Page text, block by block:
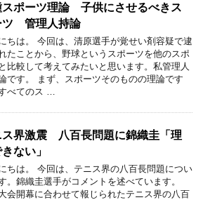
スポーツ理論 子供にさせるべきス
ツ 管理人持論
ちは。 今回は、清原選手が覚せい剤容疑で逮
たことから、野球というスポーツを他のスポ
比較して考えてみたいと思います。私管理人
です。 まず、スポーツそのものの理論です
べてのス …
ス界激震 八百長問題に錦織圭「理
ない」
ちは。 今回は、テニス界の八百長問題につい
。錦織圭選手がコメントを述べています。
会開幕に合わせて報じられたテニス界の八百